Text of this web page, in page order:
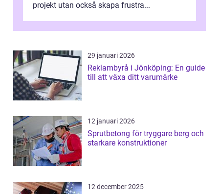
projekt utan också skapa frustra...
29 januari 2026
Reklambyrå i Jönköping: En guide
till att växa ditt varumärke
12 januari 2026
Sprutbetong för tryggare berg och
starkare konstruktioner
12 december 2025